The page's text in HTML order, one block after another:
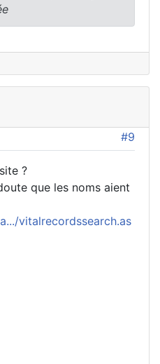
#9
?
que les noms aient
vitalrecordssearch.as